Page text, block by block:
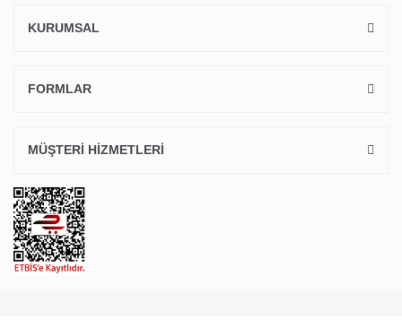
KURUMSAL
FORMLAR
MÜŞTERİ HİZMETLERİ